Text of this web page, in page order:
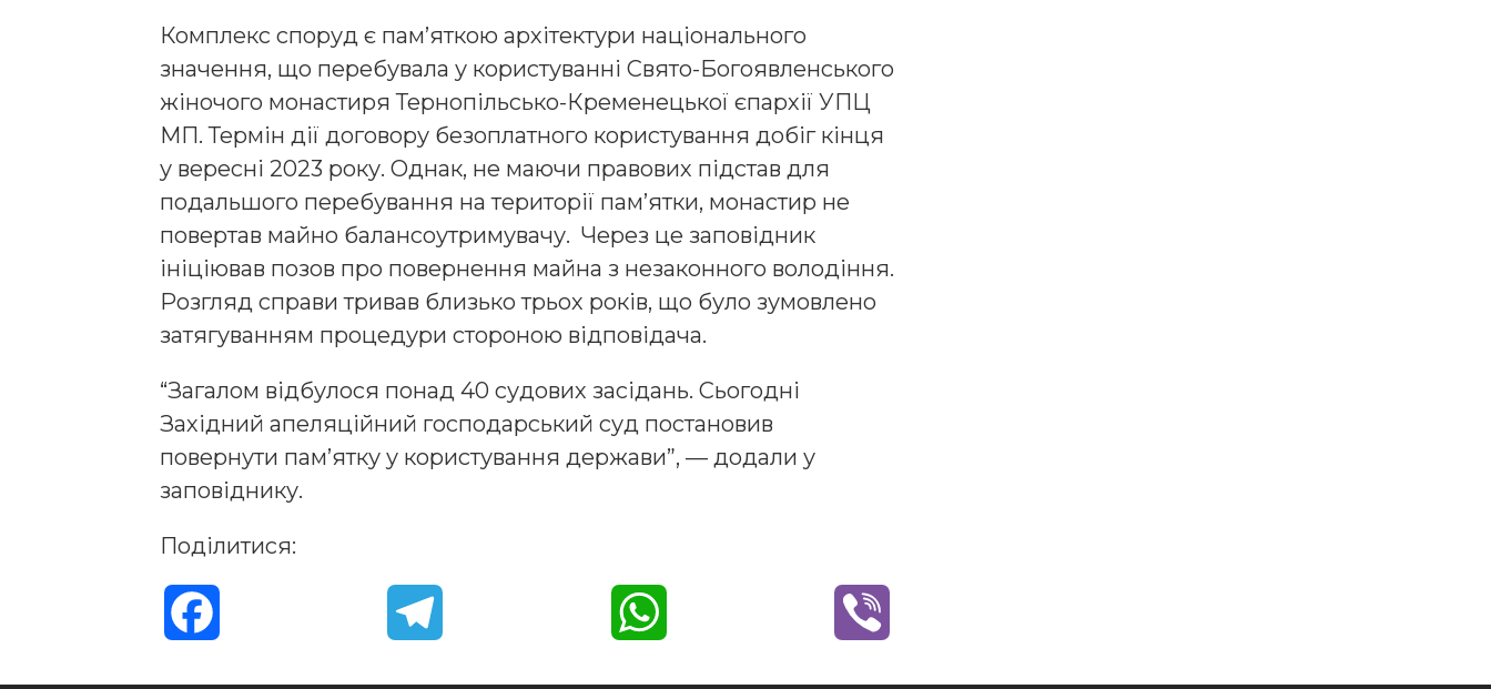
Комплекс споруд є пам’яткою архітектури національного
значення, що перебувала у користуванні Свято-Богоявленського
жіночого монастиря Тернопільсько-Кременецької єпархії УПЦ
МП. Термін дії договору безоплатного користування добіг кінця
у вересні 2023 року. Однак, не маючи правових підстав для
подальшого перебування на території пам’ятки, монастир не
повертав майно балансоутримувачу. Через це заповідник
ініціював позов про повернення майна з незаконного володіння.
Розгляд справи тривав близько трьох років, що було зумовлено
затягуванням процедури стороною відповідача.
“Загалом відбулося понад 40 судових засідань. Сьогодні
Західний апеляційний господарський суд постановив
повернути пам’ятку у користування держави”, — додали у
заповіднику.
Поділитися: